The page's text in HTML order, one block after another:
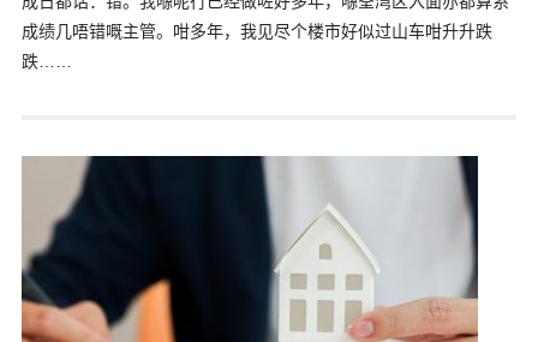
成绩几唔错嘅主管。咁多年，我见尽个楼市好似过山车咁升升跌
跌……